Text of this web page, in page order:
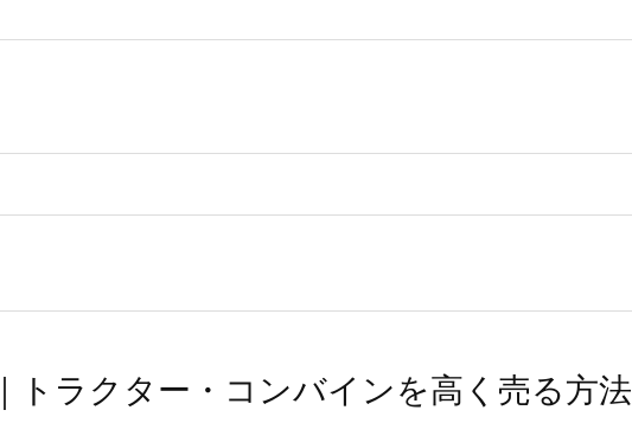
トラクター・コンバインを高く売る方法